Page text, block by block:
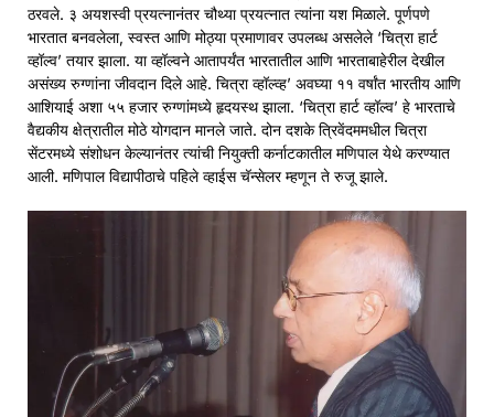
ठरवले. ३ अयशस्वी प्रयत्नानंतर चौथ्या प्रयत्नात त्यांना यश मिळाले. पूर्णपणे
भारतात बनवलेला, स्वस्त आणि मोठ्या प्रमाणावर उपलब्ध असलेले ‘चित्रा हार्ट
व्हॉल्व’ तयार झाला. या व्हॉल्वने आतापर्यंत भारतातील आणि भारताबाहेरील देखील
असंख्य रुग्णांना जीवदान दिले आहे. चित्रा व्हॉल्व्ह’ अवघ्या ११ वर्षांत भारतीय आणि
आशियाई अशा ५५ हजार रुग्णांमध्ये हृदयस्थ झाला. ‘चित्रा हार्ट व्हॉल्व’ हे भारताचे
वैद्यकीय क्षेत्रातील मोठे योगदान मानले जाते. दोन दशके त्रिवेंदममधील चित्रा
सेंटरमध्ये संशोधन केल्यानंतर त्यांची नियुक्ती कर्नाटकातील मणिपाल येथे करण्यात
आली. मणिपाल विद्यापीठाचे पहिले व्हाईस चॅन्सेलर म्हणून ते रुजू झाले.